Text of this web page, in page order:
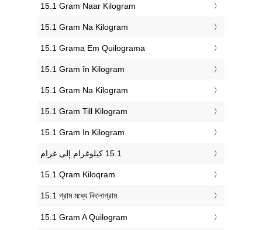
‎15.1 Gram Naar Kilogram
‎15.1 Gram Na Kilogram
‎15.1 Grama Em Quilograma
‎15.1 Gram în Kilogram
‎15.1 Gram Na Kilogram
‎15.1 Gram Till Kilogram
‎15.1 Gram In Kilogram
‎15.1 Qram Kiloqram
‎15.1 গ্রাম মধ্যে কিলোগ্রাম
‎15.1 Gram A Quilogram